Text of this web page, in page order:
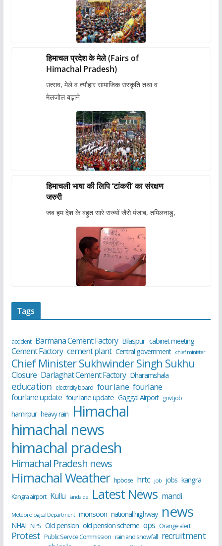
हिमाचल प्रदेश के मेले (Fairs of
Himachal Pradesh)
उत्सव, मेले व त्यौहार सामाजिक संस्कृति तथा व
मेलजोल बढ़ाने
हिमाचली भाषा की लिपि ‘टांकरी’ का संरक्षण
जरुरी
जब हम देश के बहुत सारे राज्यों जैसे पंजाब, तमिलनाडु,
Tags
accident Barmana Cement Factory Bilaspur cabinet meeting
Cement Factory cement plant Central government chief minister
Chief Minister Sukhwinder Singh Sukhu
Closure Darlaghat Cement Factory Dharamshala
education electricity board four lane fourlane
fourlane update four lane update Gaggal Airport govt job
hamirpur heavy rain Himachal
himachal news
himachal pradesh
Himachal Pradesh news
Himachal Weather hpbose hrtc job jobs kangra
Kangra airport Kullu landslide Latest News mandi
Meteorological Department monsoon national highway news
NHAI NPS Old pension old pension scheme ops Orange alert
Protest Public Service Commission rain and snowfall recruitment